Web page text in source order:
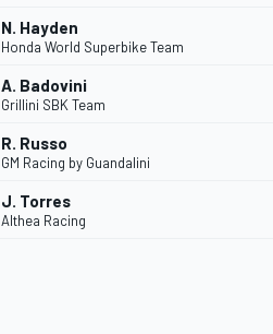
N. Hayden
Honda World Superbike Team
A. Badovini
Grillini SBK Team
R. Russo
GM Racing by Guandalini
J. Torres
Althea Racing